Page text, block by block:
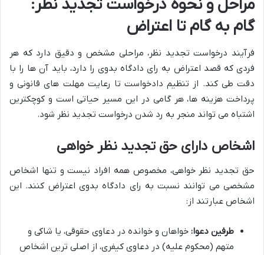
مراحل و نحوه درخواست تجدید نظر:
گام به گام تا اعتراض
فرآیند درخواست تجدید نظر، مراحلی مشخص و دقیق دارد که هر
فردی که قصد اعتراض به رای دادگاه بدوی را دارد، باید آن ها را با
دقت طی کند. از تنظیم دادخواست تا رعایت مهلت های قانونی و
پرداخت هزینه ها، هر گامی در این مسیر حیاتی است و کوچکترین
اشتباه می تواند منجر به رد شدن درخواست تجدید نظر شود.
اشخاص دارای حق تجدید نظر خواهی
حق تجدید نظر خواهی، مخصوص همه افراد نیست و تنها اشخاص
مشخصی می توانند نسبت به رای دادگاه بدوی اعتراض کنند. این
اشخاص عبارتند از:
طرفین دعوا: خواهان و خوانده در دعاوی حقوقی، یا شاکی و
متهم (محکوم علیه) در دعاوی کیفری، از اصلی ترین اشخاص